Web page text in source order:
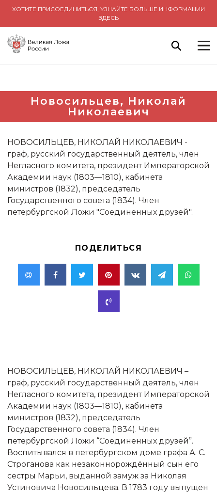
ХОТИТЕ ПРИСОЕДИНИТЬСЯ, УЗНАЙТЕ БОЛЬШЕ ИНФОРМАЦИИ
ЗДЕСЬ
Новосильцев, Николай
Николаевич
НОВОСИЛЬЦЕВ, НИКОЛАЙ НИКОЛАЕВИЧ -
граф, русский государственный деятель, член
Негласного комитета, президент Императорской
Академии наук (1803—1810), кабинета
министров (1832), председатель
Государственного совета (1834). Член
петербургской Ложи "Соединенных друзей".
ПОДЕЛИТЬСЯ
НОВОСИЛЬЦЕВ, НИКОЛАЙ НИКОЛАЕВИЧ –
граф, русский государственный деятель, член
Негласного комитета, президент Императорской
Академии наук (1803—1810), кабинета
министров (1832), председатель
Государственного совета (1834). Член
петербургской Ложи “Соединенных друзей”.
Воспитывался в петербургском доме графа А. С.
Строганова как незаконнорождённый сын его
сестры Марьи, выданной замуж за Николая
Устиновича Новосильцева. В 1783 году выпущен